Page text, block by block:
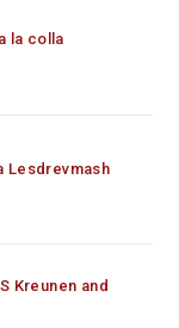
la colla
Lesdrevmash
Kreunen and